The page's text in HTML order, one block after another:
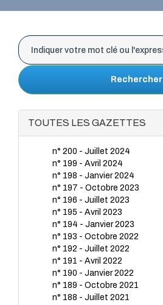
Rechercher
TOUTES LES GAZETTES
n° 200 - Juillet 2024
n° 199 - Avril 2024
n° 198 - Janvier 2024
n° 197 - Octobre 2023
n° 196 - Juillet 2023
n° 195 - Avril 2023
n° 194 - Janvier 2023
n° 193 - Octobre 2022
n° 192 - Juillet 2022
n° 191 - Avril 2022
n° 190 - Janvier 2022
n° 189 - Octobre 2021
n° 188 - Juillet 2021